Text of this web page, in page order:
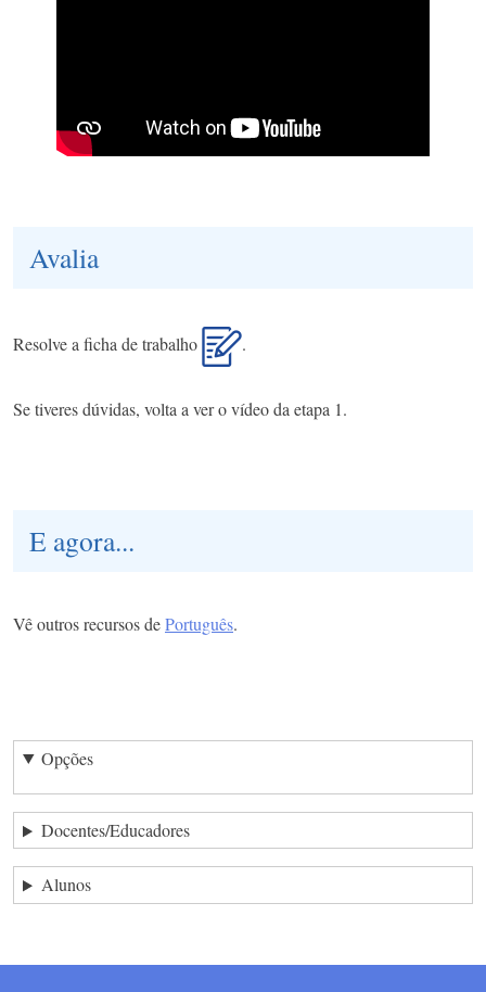
Avalia
Resolve a ficha de trabalho .
Se tiveres dúvidas, volta a ver o vídeo da etapa 1.
E agora...
Vê outros recursos dePortuguês.
Opções
Docentes/Educadores
Alunos